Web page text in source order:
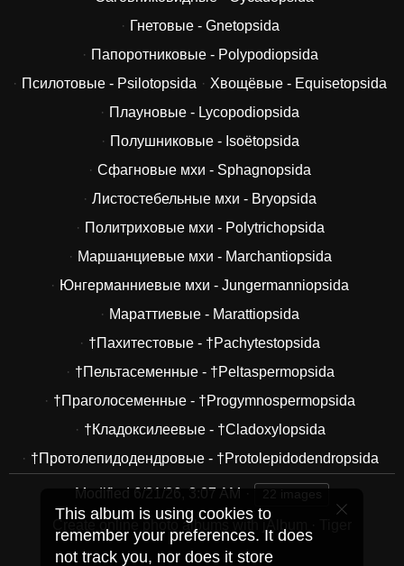
Гнетовые - Gnetopsida
Папоротниковые - Polypodiopsida
Псилотовые - Psilotopsida
Хвощёвые - Equisetopsida
Плауновые - Lycopodiopsida
Полушниковые - Isoëtopsida
Сфагновые мхи - Sphagnopsida
Листостебельные мхи - Bryopsida
Политриховые мхи - Polytrichopsida
Маршанциевые мхи - Marchantiopsida
Юнгерманниевые мхи - Jungermanniopsida
Мараттиевые - Marattiopsida
†Пахитестовые - †Pachytestopsida
†Пельтасеменные - †Peltaspermopsida
†Праголосеменные - †Progymnospermopsida
†Кладоксилеевые - †Cladoxylopsida
†Протолепидодендровые - †Protolepidodendropsida
Modified 6/21/26, 3:07 AM
Create online photo albums with jAlbum
This album is using cookies to
remember your preferences. It does
not track you, nor does it store